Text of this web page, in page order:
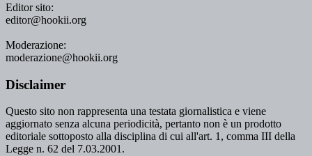
Editor sito:
editor@hookii.org
Moderazione:
moderazione@hookii.org
Disclaimer
Questo sito non rappresenta una testata giornalistica e viene
aggiornato senza alcuna periodicità, pertanto non è un prodotto
editoriale sottoposto alla disciplina di cui all'art. 1, comma III della
Legge n. 62 del 7.03.2001.